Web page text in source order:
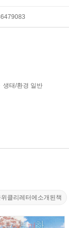
생태/환경 일반
클리레터에소개된책